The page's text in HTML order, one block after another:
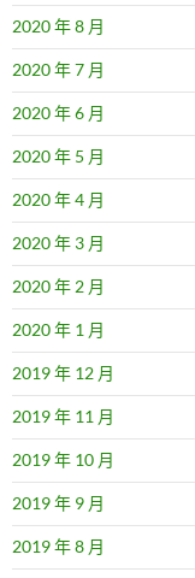
2020 年 8 月
2020 年 7 月
2020 年 6 月
2020 年 5 月
2020 年 4 月
2020 年 3 月
2020 年 2 月
2020 年 1 月
2019 年 12 月
2019 年 11 月
2019 年 10 月
2019 年 9 月
2019 年 8 月